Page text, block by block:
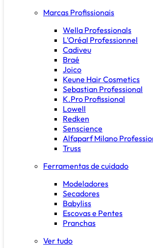
Marcas Profissionais
Wella Professionals
L'Oréal Professionnel
Cadiveu
Braé
Joico
Keune Hair Cosmetics
Sebastian Professional
K.Pro Profissional
Lowell
Redken
Senscience
Alfaparf Milano
Truss
Ferramentas de cuidado
Modeladores
Secadores
Babyliss
Escovas e Pentes
Pranchas
Ver tudo